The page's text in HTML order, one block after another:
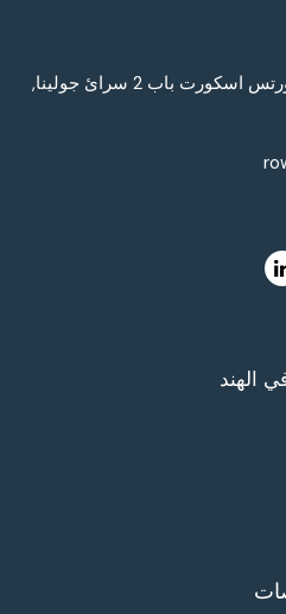
دي 88 مقابل مستشفى فورتس اسكورت باب 2 سرائ جولينا,
الهند